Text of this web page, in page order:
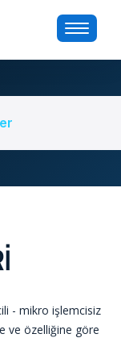
- mikro işlemcisiz
ve özelliğine göre